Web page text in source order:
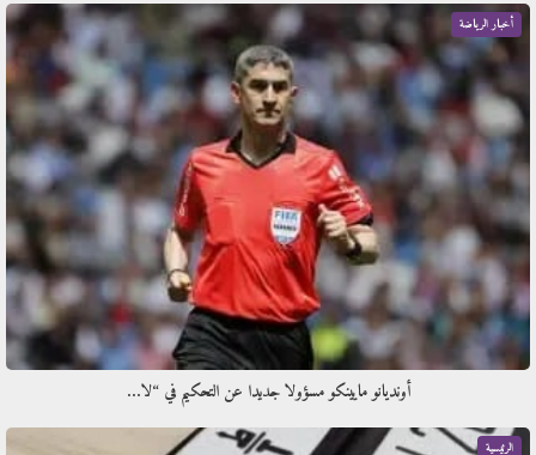
أخبار الرياضة
أونديانو مايينكو مسؤولا جديدا عن التحكيم في “لا…
الرئيسية